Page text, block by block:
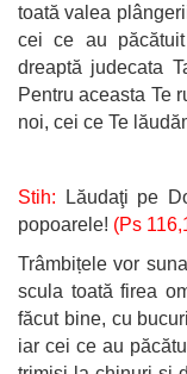
toată valea
cei ce au
dreaptă judecata
Pentru aceasta Te
noi, cei ce Te
Stih: Lăudaţi pe
popoarele! (Ps
Trâmbițele vor
scula toată firea
făcut bine, cu
iar cei ce au